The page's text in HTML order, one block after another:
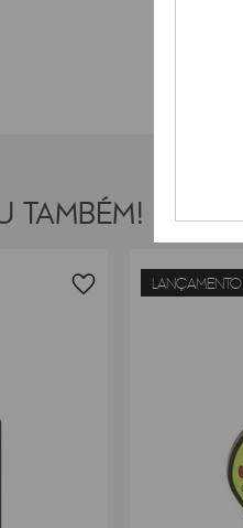
TAMBÉM!
LANÇAMENTO